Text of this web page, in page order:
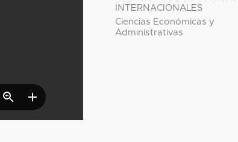
INTERNACIONALES
Ciencias Económicas y
Administrativas